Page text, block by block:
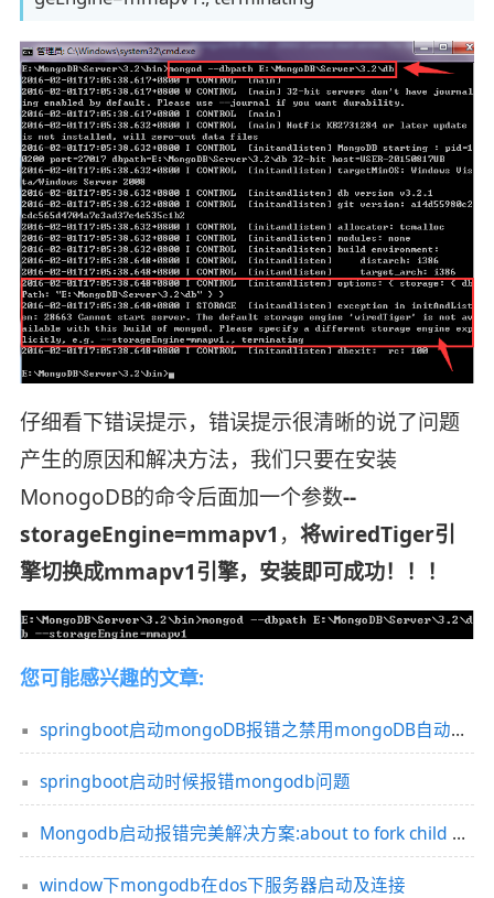
仔细看下错误提示，错误提示很清晰的说了问题
产生的原因和解决方法，我们只要在安装
MonogoDB的命令后面加一个参数--
storageEngine=mmapv1 ， 将wiredTiger引
擎切换成mmapv1引擎，安装即可成功！！！
您可能感兴趣的文章:
springboot启动mongoDB报错之禁用mongoDB自动配置问题
springboot启动时候报错mongodb问题
Mongodb启动报错完美解决方案:about to fork child process,waiting until server is ready for connections.
window下mongodb在dos下服务器启动及连接